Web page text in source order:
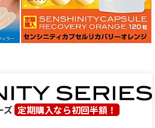
ズ 定期購入なら初回半額！